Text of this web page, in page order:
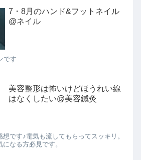
7・8月のハンド&フットネイル
@ネイル
です
美容整形は怖いけどほうれい線
はなくしたい@美容鍼灸
です♪電気も流してもらってスッキリ。
なる方必見です。